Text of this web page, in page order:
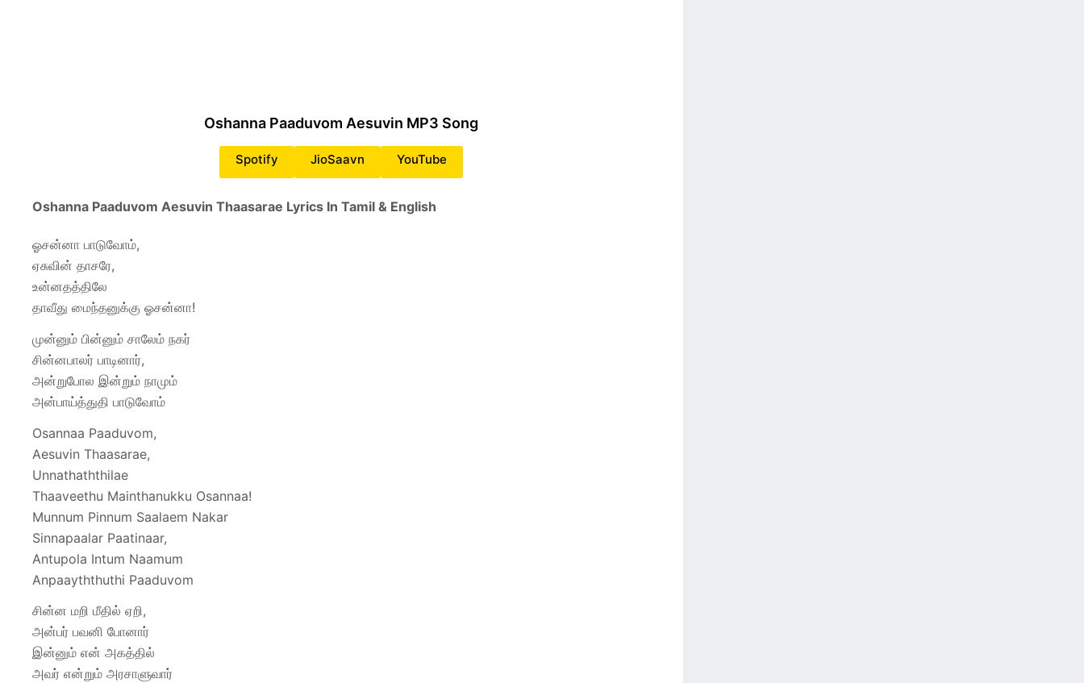
Oshanna Paaduvom Aesuvin MP3 Song
Spotify JioSaavn YouTube
Oshanna Paaduvom Aesuvin Thaasarae Lyrics In Tamil & English
ஓசன்னா பாடுவோம்,
ஏசுவின் தாசரே,
உன்னதத்திலே
தாவீது மைந்தனுக்கு ஓசன்னா!
முன்னும் பின்னும் சாலேம் நகர்
சின்னபாலர் பாடினார்,
அன்றுபோல இன்றும் நாமும்
அன்பாய்த்துதி பாடுவோம்
Osannaa Paaduvom,
Aesuvin Thaasarae,
Unnathaththilae
Thaaveethu Mainthanukku Osannaa!
Munnum Pinnum Saalaem Nakar
Sinnapaalar Paatinaar,
Antupola Intum Naamum
Anpaayththuthi Paaduvom
சின்ன மறி மீதில் ஏறி,
அன்பர் பவனி போனார்
இன்னும் என் அகத்தில்
அவர் என்றும் அரசாளுவார்